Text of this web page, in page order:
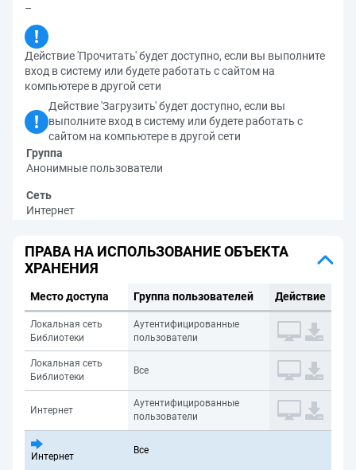
–
Действие 'Прочитать' будет доступно, если вы выполните
вход в систему или будете работать с сайтом на
компьютере в другой сети
Действие 'Загрузить' будет доступно, если вы
выполните вход в систему или будете работать с
сайтом на компьютере в другой сети
Группа
Анонимные пользователи
Сеть
Интернет
ПРАВА НА ИСПОЛЬЗОВАНИЕ ОБЪЕКТА
ХРАНЕНИЯ
Место доступа Группа пользователей Действие
Локальная сеть
Библиотеки
Аутентифицированные
пользователи
Локальная сеть
Библиотеки
Все
Интернет
Аутентифицированные
пользователи
Интернет
Все